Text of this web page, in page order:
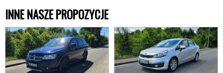
INNE NASZE PROPOZYCJE